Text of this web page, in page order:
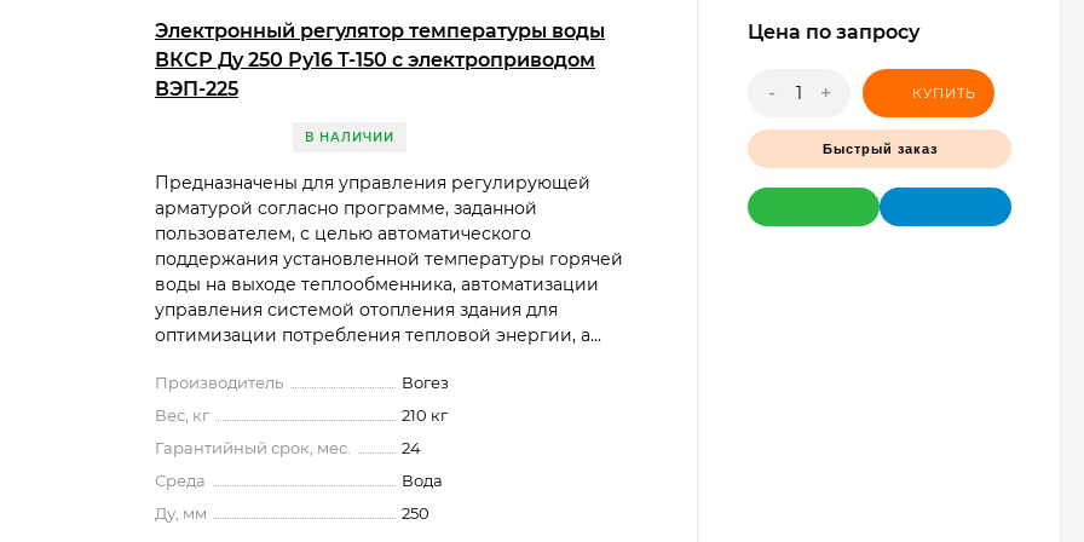
Электронный регулятор температуры воды
ВКСР Ду 250 Ру16 Т-150 с электроприводом
ВЭП-225
В НАЛИЧИИ
Предназначены для управления регулирующей
арматурой согласно программе, заданной
пользователем, с целью автоматического
поддержания установленной температуры горячей
воды на выходе теплообменника, автоматизации
управления системой отопления здания для
оптимизации потребления тепловой энергии, а...
Производитель
Вогез
Вес, кг
210 кг
Гарантийный срок, мес.
24
Среда
Вода
Ду, мм
250
Цена по запросу
- + КУПИТЬ
Быстрый заказ